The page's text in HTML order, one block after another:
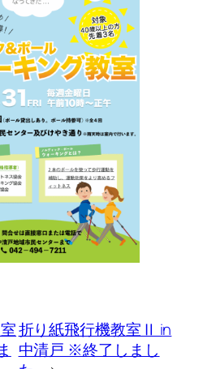
折り紙飛行機教室Ⅱ in
中清戸 ※終了しまし